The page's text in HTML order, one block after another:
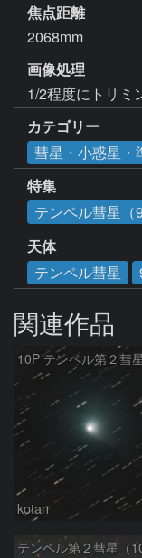
焦点距離
2068mm
画像処理
1/2程度にトリミ
カテゴリー
彗星・小惑星・
特集
テンペル彗星（
天体
テンペル彗星
関連作品
10P テンペル第２彗
kotan